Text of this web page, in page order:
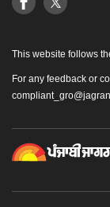
This website follows
For any feedback or